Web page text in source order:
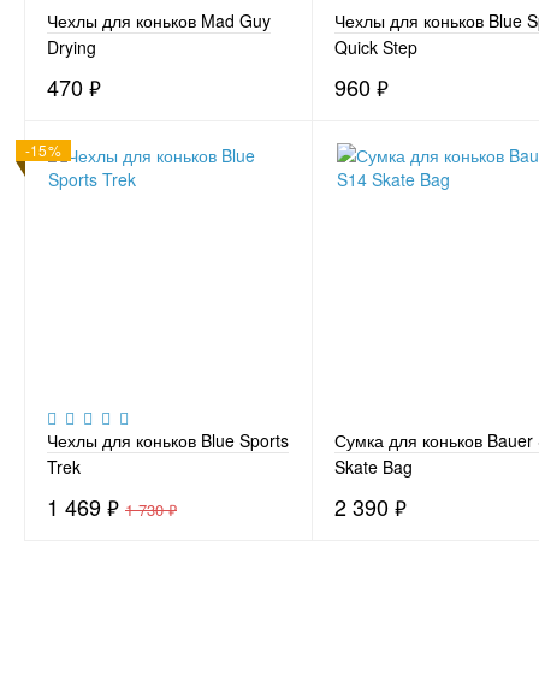
Чехлы для коньков Mad Guy
Drying
470₽
Чехлы для коньков Blue
Quick Step
960₽
-15%
Чехлы для коньков Blue Sports
Trek
1 469₽ 1 730₽
Сумка для коньков Bauer
Skate Bag
2 390₽